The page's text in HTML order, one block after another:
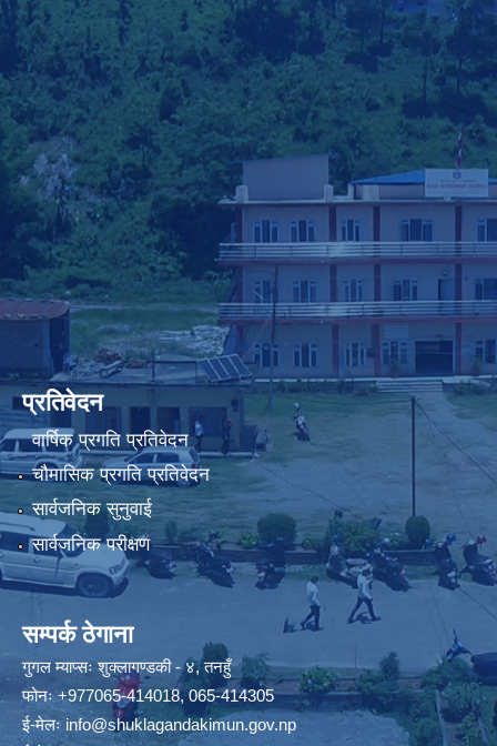
प्रतिवेदन
वार्षिक प्रगति प्रतिवेदन
चौमासिक प्रगति प्रतिवेदन
सार्वजनिक सुनुवाई
सार्वजनिक परीक्षण
सम्पर्क ठेगाना
गुगल म्याप्सःशुक्लागण्डकी - ४, तनहुँ
फोनः+977065-414018,065-414305
ई-मेलः info@shuklagandakimun.gov.np